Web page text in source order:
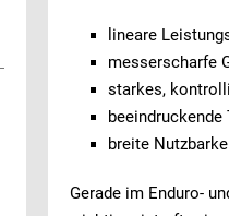
lineare
messerscharfe
starkes,
breite
Gerade im Enduro-